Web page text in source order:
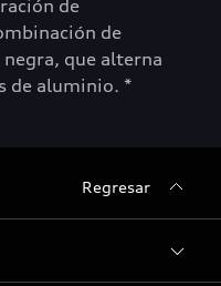
de
de
que alterna
de aluminio. *
Regresar